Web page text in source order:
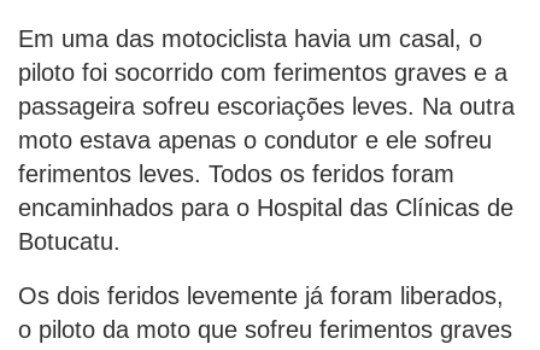
Em uma das motociclista havia um casal, o
piloto foi socorrido com ferimentos graves e a
passageira sofreu escoriações leves. Na outra
moto estava apenas o condutor e ele sofreu
ferimentos leves. Todos os feridos foram
encaminhados para o Hospital das Clínicas de
Botucatu.
Os dois feridos levemente já foram liberados,
o piloto da moto que sofreu ferimentos graves